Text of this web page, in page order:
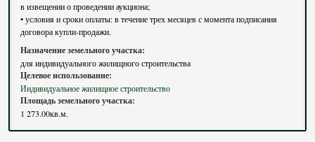
в извещении о проведении аукциона;
• условия и сроки оплаты: в течение трех месяцев с момента подписания
договора купли-продажи.
Назначение земельного участка:
для индивидуального жилищного строительства
Целевое использование:
Индивидуальное жилищное строительство
Площадь земельного участка:
1 273.00кв.м.